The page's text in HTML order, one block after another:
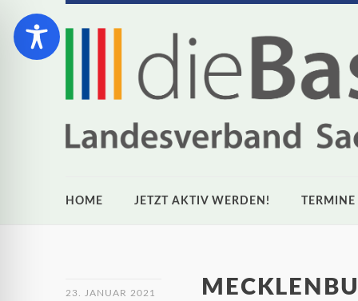
HOME JETZT AKTIV WERDEN! TERMINE
23. JANUAR 2021